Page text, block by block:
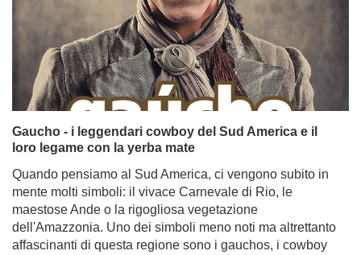
Gaucho - i leggendari cowboy del Sud America e il
loro legame con la yerba mate
Quando pensiamo al Sud America, ci vengono subito in
mente molti simboli: il vivace Carnevale di Rio, le
maestose Ande o la rigogliosa vegetazione
dell'Amazzonia. Uno dei simboli meno noti ma altrettanto
affascinanti di questa regione sono i gauchos, i cowboy